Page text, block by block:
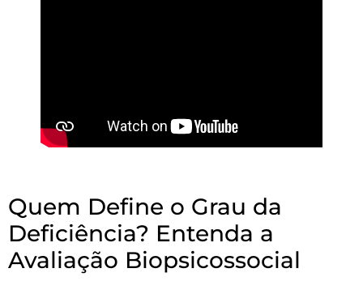
Quem Define o Grau da
Deficiência? Entenda a
Avaliação Biopsicossocial